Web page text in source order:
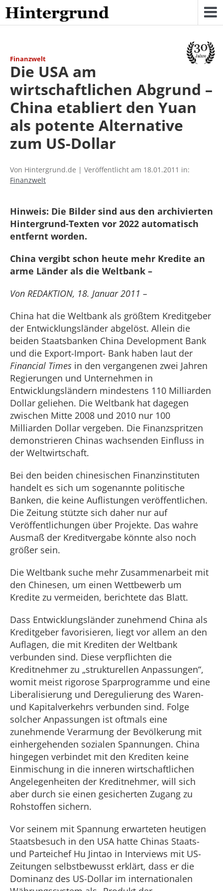
Skip
to
content
Finanzwelt
Die USA am
wirtschaftlichen Abgrund –
China etabliert den Yuan
als potente Alternative
zum US-Dollar
Von Hintergrund.de | Veröffentlicht am 18.01.2011 in:
Finanzwelt
Hinweis: Die Bilder sind aus den archivierten
Hintergrund-Texten vor 2022 automatisch
entfernt worden.
China vergibt schon heute mehr Kredite an
arme Länder als die Weltbank –
Von REDAKTION, 18. Januar 2011 –
China hat die Weltbank als größtem Kreditgeber
der Entwicklungsländer abgelöst. Allein die
beiden Staatsbanken China Development Bank
und die Export-Import- Bank haben laut der
Financial Times in den vergangenen zwei Jahren
Regierungen und Unternehmen in
Entwicklungsländern mindestens 110 Milliarden
Dollar geliehen. Die Weltbank hat dagegen
zwischen Mitte 2008 und 2010 nur 100
Milliarden Dollar vergeben. Die Finanzspritzen
demonstrieren Chinas wachsenden Einfluss in
der Weltwirtschaft.
Bei den beiden chinesischen Finanzinstituten
handelt es sich um sogenannte politische
Banken, die keine Auflistungen veröffentlichen.
Die Zeitung stützte sich daher nur auf
Veröffentlichungen über Projekte. Das wahre
Ausmaß der Kreditvergabe könnte also noch
größer sein.
Die Weltbank suche mehr Zusammenarbeit mit
den Chinesen, um einen Wettbewerb um
Kredite zu vermeiden, berichtete das Blatt.
Dass Entwicklungsländer zunehmend China als
Kreditgeber favorisieren, liegt vor allem an den
Auflagen, die mit Krediten der Weltbank
verbunden sind. Diese verpflichten die
Kreditnehmer zu „strukturellen Anpassungen“,
womit meist rigorose Sparprogramme und eine
Liberalisierung und Deregulierung des Waren-
und Kapitalverkehrs verbunden sind. Folge
solcher Anpassungen ist oftmals eine
zunehmende Verarmung der Bevölkerung mit
einhergehenden sozialen Spannungen. China
hingegen verbindet mit den Krediten keine
Einmischung in die inneren wirtschaftlichen
Angelegenheiten der Kreditnehmer, will sich
aber durch sie einen gesicherten Zugang zu
Rohstoffen sichern.
Vor seinem mit Spannung erwarteten heutigen
Staatsbesuch in den USA hatte Chinas Staats-
und Parteichef Hu Jintao in Interviews mit US-
Zeitungen selbstbewusst erklärt, dass er die
Dominanz des US-Dollar im internationalen